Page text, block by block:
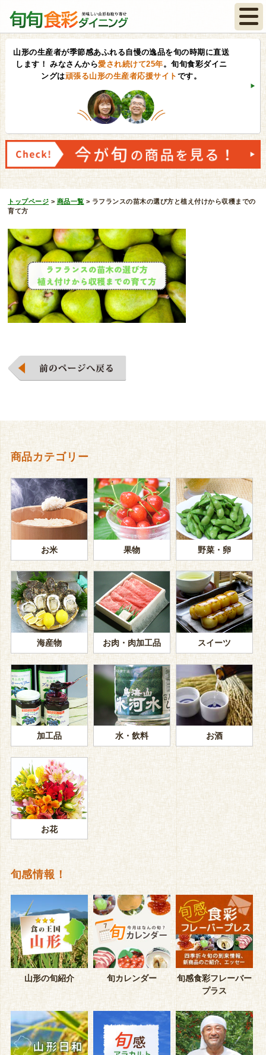
山形の生産者が季節感あふれる自慢の逸品を旬の時期に直送
します！ みなさんから愛され続けて25年。旬旬食彩ダイニ
ングは頑張る山形の生産者応援サイト です。
トップページ > 商品一覧 > ラフランスの苗木の選び方と植え付けから収穫までの
育て方
商品カテゴリー
お米 果物 野菜・卵
海産物 お肉・肉加工品 スイーツ
加工品 水・飲料 お酒
お花
旬感情報！
山形の旬紹介 旬カレンダー
旬感食彩フレーバー
プラス